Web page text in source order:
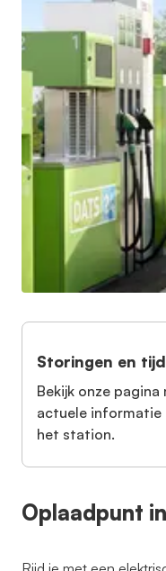
Storingen en
Bekijk onze
actuele informatie
het station.
Oplaadpunt